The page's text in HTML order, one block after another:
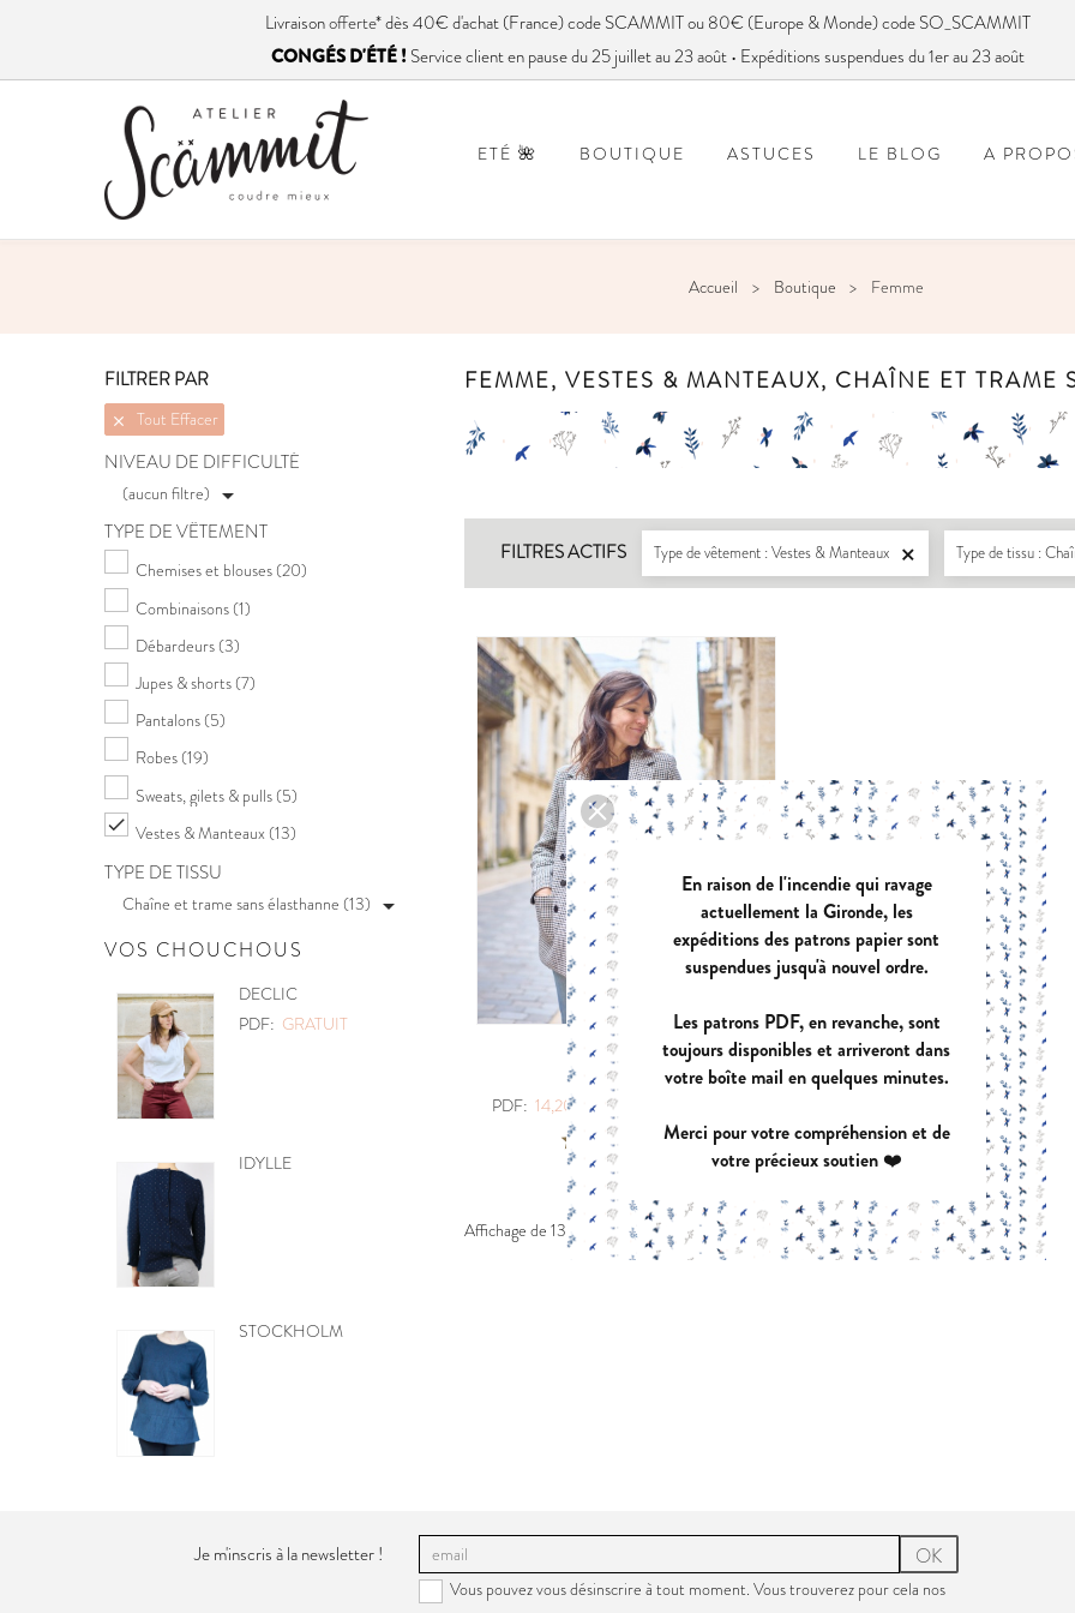
Livraisonofferte* dès 40€ d'achat (France) code SCAMMIT ou 80€ (Europe & Monde) code SO_SCAMMIT
CONGÉS D'ÉTÉ ! Service client en pause du 25 juillet au 23 août • Expéditions suspendues du 1er au 23 août
ETÉ 🌺 BOUTIQUE ASTUCES LE BLOG A
Accueil Boutique Femme
FILTRER PAR
 Tout Effacer
NIVEAU DE DIFFICULTÉ
(aucun filtre) 
TYPE DE VÊTEMENT
Chemises et blouses (20)
Combinaisons (1)
Débardeurs (3)
Jupes & shorts (7)
Pantalons (5)
Robes (19)
Sweats, gilets & pulls (5)
 Vestes & Manteaux (13)
TYPE DE TISSU
Chaîne et trame sans élasthanne (13) 
VOS CHOUCHOUS
POCHETTE
PDF: GRATUIT
MOBILE CŒURS
BE PRETTY
LISERON
PDF:
12,90 €
POCHETTE:17,90 €
EUGENIE
PDF:
POCHETTE: 17,90 €
ZEPHIR
PDF:11,40 €
POCHETTE:
PANIER A
PDF:GRATUIT
FEMME, VESTES & MANTEAUX, CHAÎNE ET
FILTRES ACTIFS Type de vêtement : Vestes & Manteaux  Type de tissu :
PUNTO
PDF: 14,20 €|POCHETTE:
Affichage de 13 à 13 de 13 élément(s)
Je m'inscris à la newsletter ! OK
Vous pouvez vous désinscrire à tout moment. Vous trouverez pour cela nos
En raison de l'incendie qui ravage
actuellement la Gironde, les
expéditions des patrons papier sont
suspendues jusqu'à nouvel ordre.
Les patrons PDF, en revanche, sont
toujours disponibles et arriveront dans
votre boîte mail en quelques minutes.
Merci pour votre compréhension et de
votre précieux soutien ❤️